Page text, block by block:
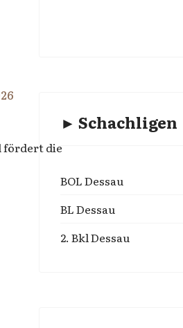
fördert die
► Schachligen
BOL Dessau
BL Dessau
2. Bkl Dessau